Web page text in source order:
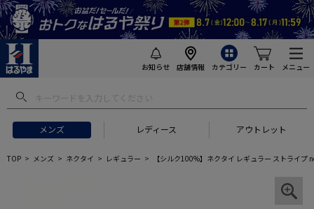
お知らせ 店舗情報 カテゴリー カート メニュー
メンズ レディース アウトレット
TOP メンズ ネクタイ レギュラー 【シルク100%】ネクタイ レギュラー ストライ